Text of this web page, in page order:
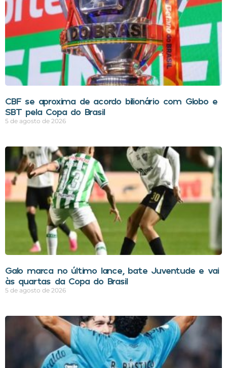
CBF se aproxima de acordo bilionário com Globo e
SBT pela Copa do Brasil
5 de agosto de 2026
Galo marca no último lance, bate Juventude e vai
às quartas da Copa do Brasil
5 de agosto de 2026